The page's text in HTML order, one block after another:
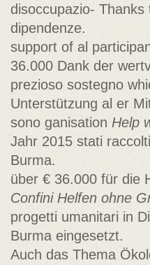
disoccupazio-
dipendenze.
support of al
36.000 Dank der
prezioso sostegno
Unterstützung al er
sono ganisationHelp
Jahr 2015 stati
Burma.
über € 36.000 für die
Confini Helfen ohne
progetti umanitari in
Burma eingesetzt.
Auch das Thema